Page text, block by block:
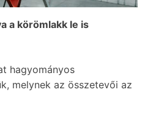
a körömlakk le is
hagyományos
melynek az összetevői az